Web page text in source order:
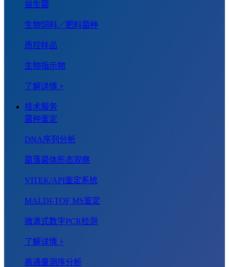
益生菌
生物饲料／肥料菌种
质控样品
生物指示物
了解详情 +
技术服务
菌种鉴定
DNA序列分析
菌落菌体形态观察
VITEK/API鉴定系统
MALDI-TOF MS鉴定
微滴式数字PCR检测
了解详情 +
高通量测序分析